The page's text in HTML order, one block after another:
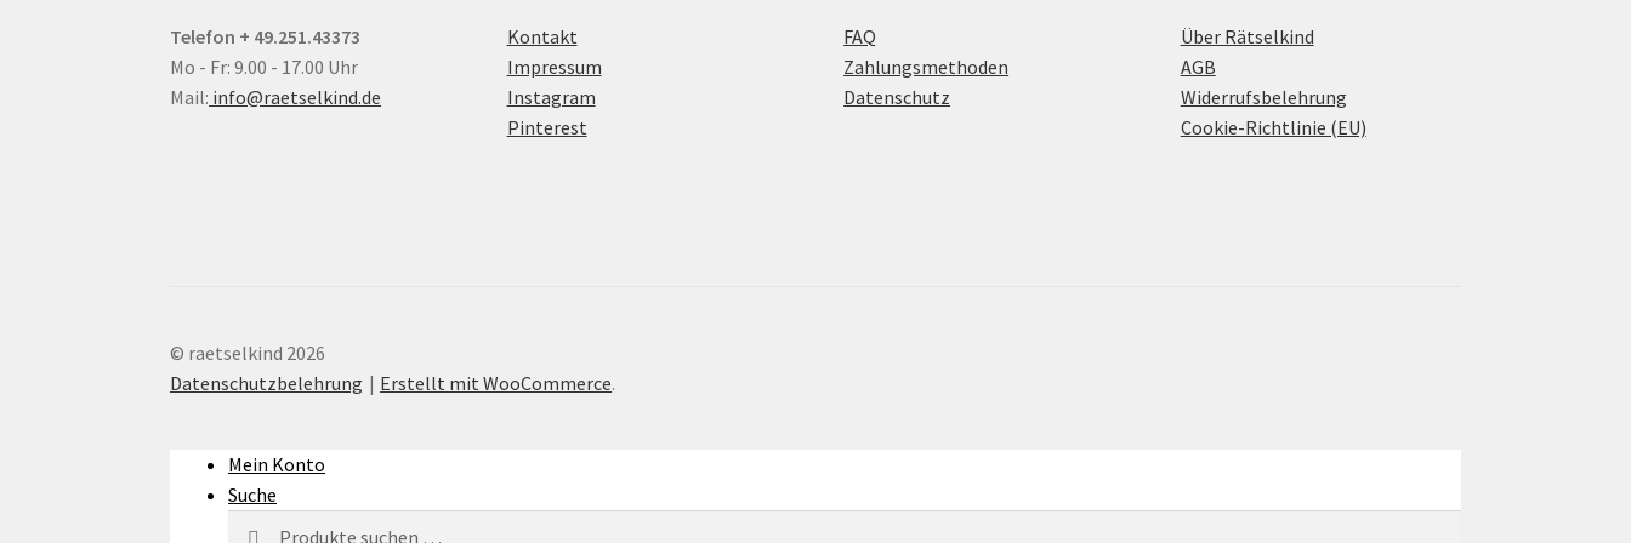
Telefon + 49.251.43373
Mo - Fr: 9.00 - 17.00 Uhr
Mail: info@raetselkind.de
Kontakt
Impressum
Instagram
Pinterest
FAQ
Zahlungsmethoden
Datenschutz
Über Rätselkind
AGB
Widerrufsbelehrung
Cookie-Richtlinie (EU)
© raetselkind 2026
Datenschutzbelehrung
Erstellt mit WooCommerce.
Mein Konto
Suche